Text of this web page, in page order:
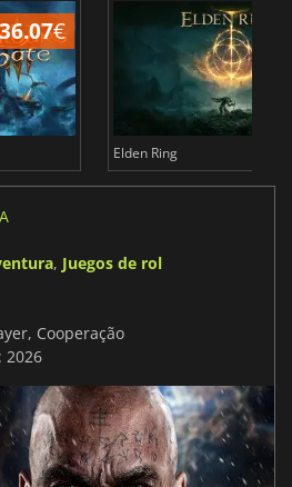
€
Elden Ring
, Juegos de rol
Cooperação
2026